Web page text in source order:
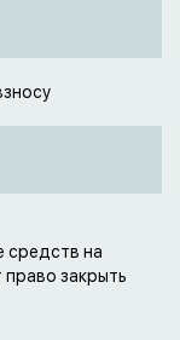
средств на
закрыть